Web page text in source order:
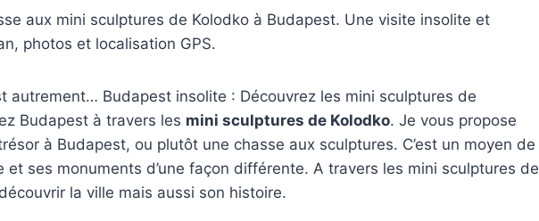
aux mini sculptures de Kolodko à Budapest. Une visite insolite et
photos et localisation GPS.
autrement… Budapest insolite : Découvrez les mini sculptures de
Budapest à travers les mini sculptures de Kolodko. Je vous propose
à Budapest, ou plutôt une chasse aux sculptures. C’est un moyen de
et ses monuments d’une façon différente. A travers les mini sculptures de
la ville mais aussi son histoire.